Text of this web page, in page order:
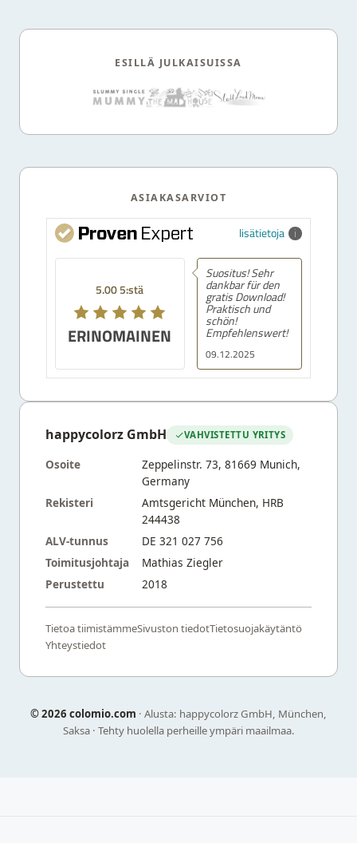
ESILLÄ JULKAISUISSA
ASIAKASARVIOT
lisätietoja
5.00 5:stä
ERINOMAINEN
09.12.2025
Suositus! Sehr
dankbar für den
gratis Download!
Praktisch und
schön!
Empfehlenswert!
happycolorz GmbH VAHVISTETTU YRITYS
Osoite
Zeppelinstr. 73, 81669 Munich,
Germany
Rekisteri
Amtsgericht München, HRB
244438
ALV-tunnus
DE 321 027 756
Toimitusjohtaja
Mathias Ziegler
Perustettu
2018
Tietoa tiimistämmeSivuston tiedotTietosuojakäytäntö
Yhteystiedot
©2026 colomio.com · Alusta: happycolorz GmbH, München,
Saksa · Tehty huolella perheille ympäri maailmaa.